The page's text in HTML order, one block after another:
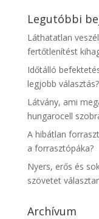
Legutóbbi
Láthatatlan
fertőtlenítést
Időtálló
legjobb választás?
Látvány, ami
hungarocell
A hibátlan
a forrasztópáka?
Nyers, erős és
szövetet
Archívum